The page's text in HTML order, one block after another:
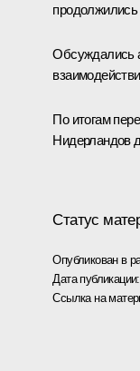
продолжились
Обсуждались
По итогам
Нидерландов
Статус
Опубликован в
Дата публикации:
Ссылка на